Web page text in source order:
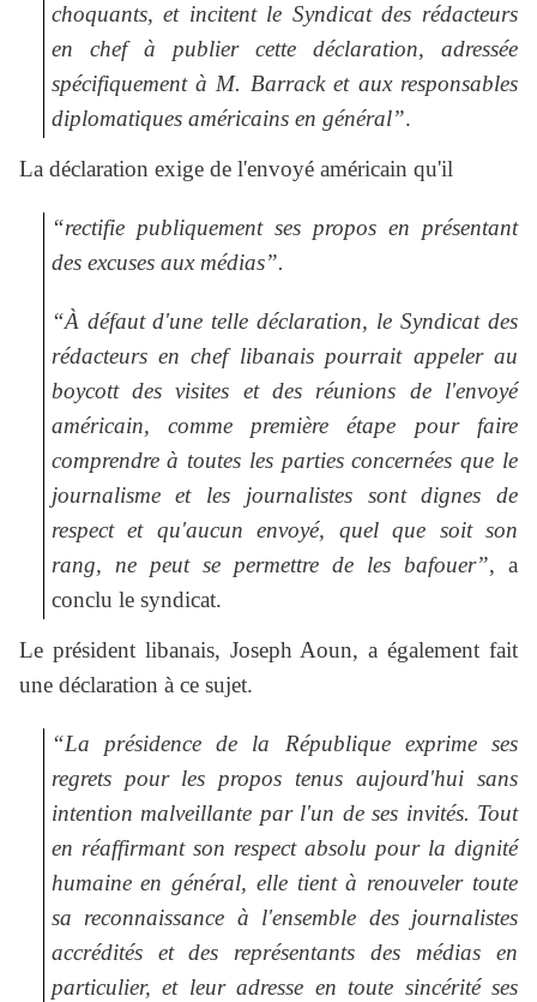
choquants, et incitent le Syndicat des rédacteurs
en chef à publier cette déclaration, adressée
spécifiquement à M. Barrack et aux responsables
diplomatiques américains en général”.
La déclaration exige de l'envoyé américain qu'il
“rectifie publiquement ses propos en présentant
des excuses aux médias”.
“À défaut d'une telle déclaration, le Syndicat des
rédacteurs en chef libanais pourrait appeler au
boycott des visites et des réunions de l'envoyé
américain, comme première étape pour faire
comprendre à toutes les parties concernées que le
journalisme et les journalistes sont dignes de
respect et qu'aucun envoyé, quel que soit son
rang, ne peut se permettre de les bafouer”, a
conclu le syndicat.
Le président libanais, Joseph Aoun, a également fait
une déclaration à ce sujet.
“La présidence de la République exprime ses
regrets pour les propos tenus aujourd'hui sans
intention malveillante par l'un de ses invités. Tout
en réaffirmant son respect absolu pour la dignité
humaine en général, elle tient à renouveler toute
sa reconnaissance à l'ensemble des journalistes
accrédités et des représentants des médias en
particulier, et leur adresse en toute sincérité ses